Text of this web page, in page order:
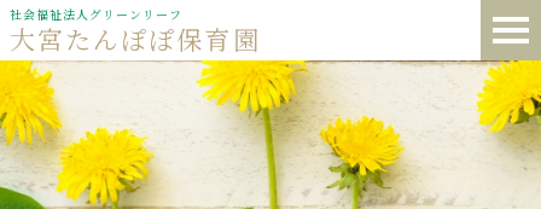
社会福祉法人グリーンリーフ
大宮たんぽぽ保育園